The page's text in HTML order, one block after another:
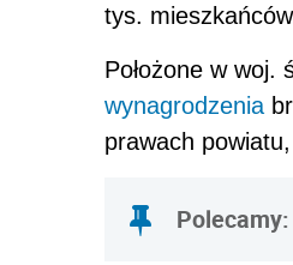
tys.
Położone w
wynagrodzenia
prawach
Polecamy: